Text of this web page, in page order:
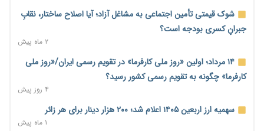
نسخه قطعه‌سازان برای سایپا؛ خروج دولت از مدیریت پیش از
واگذاری
تجارت خارجی ایران در مسیر تسویه فرامرزی با رمزارز
یک سال پرچالش اینترنت/دولت چهاردهم از محدودیت به سمت
توسعه زیرساخت رفت
شوک قیمتی تأمین اجتماعی به مشاغل آزاد؛ آیا اصلاح ساختار، نقابِ
جبرانِ کسری بودجه است؟
۲ ماه پیش
۱۴ مرداد؛ اولین «روز ملی کارفرما» در تقویم رسمی ایران/«روز ملی
کارفرما» چگونه به تقویم رسمی کشور رسید؟
۴ روز پیش
سهمیه ارز اربعین ۱۴۰۵ اعلام شد؛ ۲۰۰ هزار دینار برای هر زائر
۱ ماه پیش